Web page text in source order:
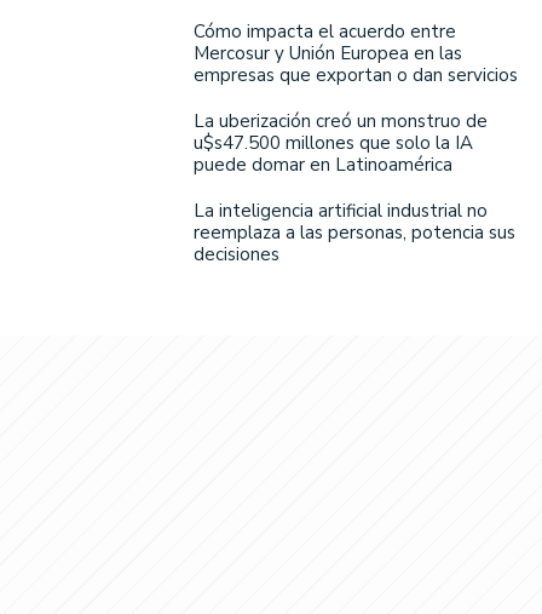
Cómo impacta el acuerdo entre
Mercosur y Unión Europea en las
empresas que exportan o dan servicios
La uberización creó un monstruo de
u$s47.500 millones que solo la IA
puede domar en Latinoamérica
La inteligencia artificial industrial no
reemplaza a las personas, potencia sus
decisiones